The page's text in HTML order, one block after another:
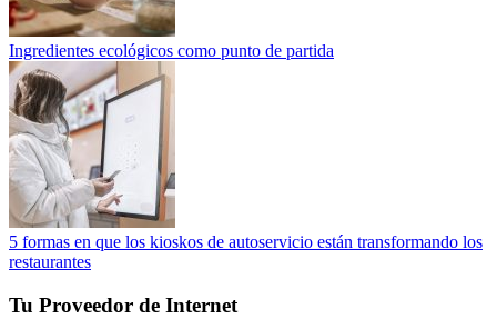
Ingredientes ecológicos como punto de partida
5 formas en que los kioskos de autoservicio están transformando los
restaurantes
Tu Proveedor de Internet